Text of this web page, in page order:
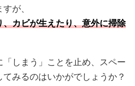
が、
カビが生えたり、意外に掃除
しまう」ことを止め、スペー
みるのはいかがでしょうか？